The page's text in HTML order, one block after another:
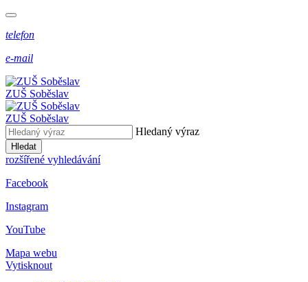
telefon
e-mail
ZUŠ Soběslav
ZUŠ Soběslav
Hledaný výraz
Hledat
rozšířené vyhledávání
Facebook
Instagram
YouTube
Mapa webu
Vytisknout